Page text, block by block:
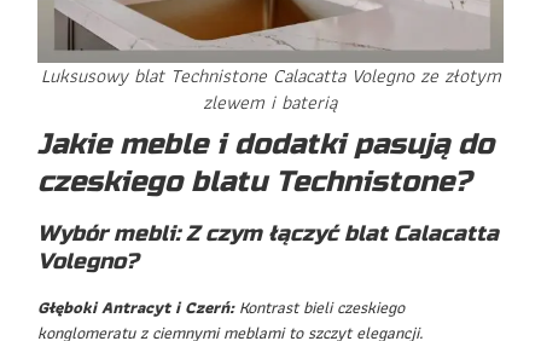
Luksusowy blat Technistone Calacatta Volegno ze złotym
zlewem i baterią
Jakie meble i dodatki pasują do
czeskiego blatu Technistone?
Wybór mebli: Z czym łączyć blat Calacatta
Volegno?
Głęboki Antracyt i Czerń:Kontrast bieli czeskiego
konglomeratu z ciemnymi meblami to szczyt elegancji.